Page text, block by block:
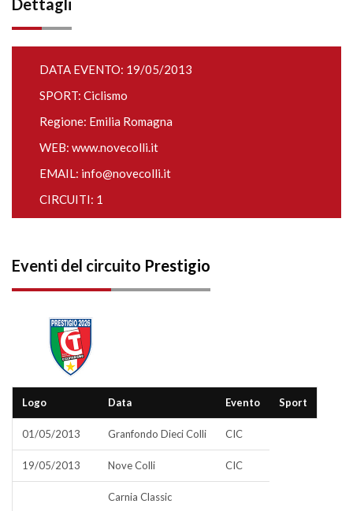
Dettagli
DATA EVENTO: 19/05/2013
SPORT: Ciclismo
Regione: Emilia Romagna
WEB: www.novecolli.it
EMAIL: info@novecolli.it
CIRCUITI: 1
Eventi del circuito Prestigio
Logo Data Evento Sport
01/05/2013 Granfondo Dieci Colli CIC
19/05/2013 Nove Colli CIC
Carnia Classic